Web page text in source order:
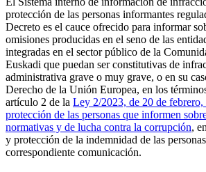
protección de las personas informantes
Decreto es el cauce ofrecido para informar
omisiones producidas en el seno de las
integradas en el sector público de la
Euskadi que puedan ser constitutivas de
administrativa grave o muy grave, o en su
Derecho de la Unión Europea, en los
artículo 2 de la Ley 2/2023, de 20 de febrero,
protección de las personas que informen
normativas y de lucha contra la corrupción,
y protección de la indemnidad de las
correspondiente comunicación.